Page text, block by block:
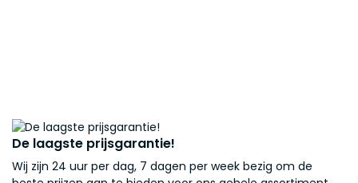
De laagste prijsgarantie!
Wij zijn 24 uur per dag, 7 dagen per week bezig om de